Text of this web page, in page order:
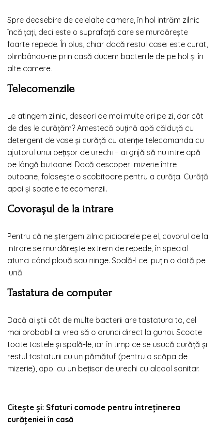
Spre deosebire de celelalte camere, în hol intrăm zilnic
încălțați, deci este o suprafață care se murdărește
foarte repede. În plus, chiar dacă restul casei este curat,
plimbându-ne prin casă ducem bacteriile de pe hol și în
alte camere.
Telecomenzile
Le atingem zilnic, deseori de mai multe ori pe zi, dar cât
de des le curățăm? Amestecă puțină apă călduță cu
detergent de vase și curăță cu atenție telecomanda cu
ajutorul unui bețișor de urechi – ai grijă să nu intre apă
pe lângă butoane! Dacă descoperi mizerie între
butoane, folosește o scobitoare pentru a curăța. Curăță
apoi și spatele telecomenzii.
Covorașul de la intrare
Pentru că ne ștergem zilnic picioarele pe el, covorul de la
intrare se murdărește extrem de repede, în special
atunci când plouă sau ninge. Spală-l cel puțin o dată pe
lună.
Tastatura de computer
Dacă ai știi cât de multe bacterii are tastatura ta, cel
mai probabil ai vrea să o arunci direct la gunoi. Scoate
toate tastele și spală-le, iar în timp ce se usucă curăță și
restul tastaturii cu un pămătuf (pentru a scăpa de
mizerie), apoi cu un bețisor de urechi cu alcool sanitar.
Citește și: Sfaturi comode pentru întreținerea
curățeniei în casă